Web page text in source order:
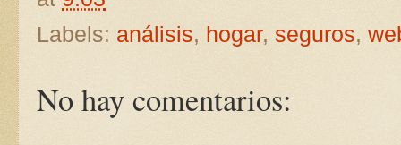
Labels: análisis, hogar, seguros,
No hay comentarios: